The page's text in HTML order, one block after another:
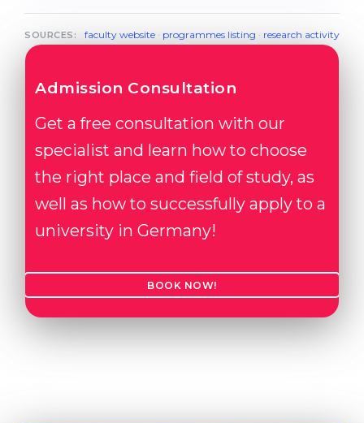
SOURCES: faculty website· programmes listing · research activity
Admission Consultation
Get a free consultation with our
specialist and learn how to choose
the right place and field of study, as
well as how to successfully apply to a
university in Germany!
BOOK NOW!